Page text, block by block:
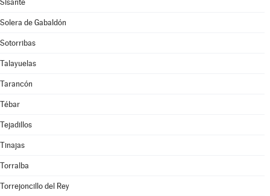
Sisante
Solera de Gabaldón
Sotorribas
Talayuelas
Tarancón
Tébar
Tejadillos
Tinajas
Torralba
Torrejoncillo del Rey